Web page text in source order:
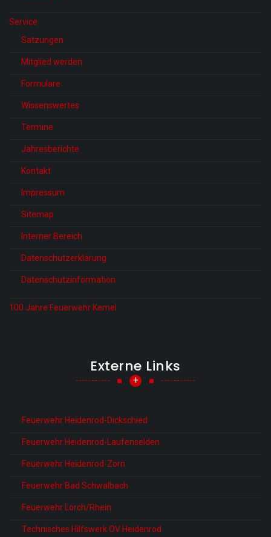
Service
Satzungen
Mitglied werden
Formulare
Wissenswertes
Termine
Jahresberichte
Kontakt
Impressum
Sitemap
Interner Bereich
Datenschutzerklärung
Datenschutzinformation
100 Jahre Feuerwehr Kemel
Externe Links
+
Feuerwehr Heidenrod-Dickschied
Feuerwehr Heidenrod-Laufenselden
Feuerwehr Heidenrod-Zorn
Feuerwehr Bad Schwalbach
Feuerwehr Lorch/Rhein
Technisches Hilfswerk OV Heidenrod